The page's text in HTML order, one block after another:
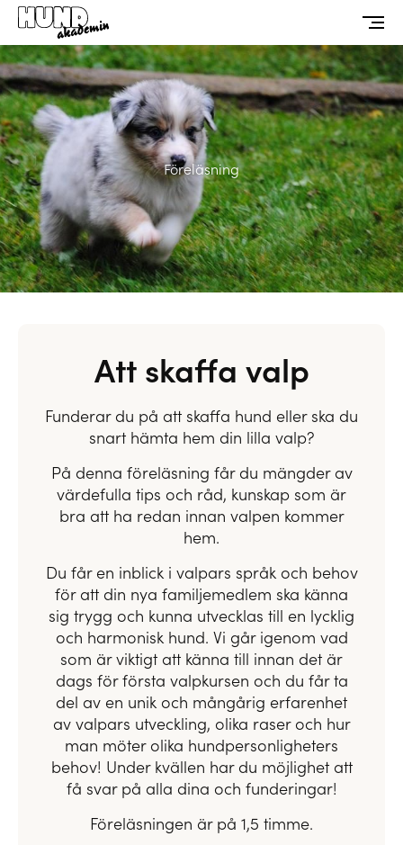
Föreläsning
Att skaffa valp
Funderar du på att skaffa hund eller ska du
snart hämta hem din lilla valp?
På denna föreläsning får du mängder av
värdefulla tips och råd, kunskap som är
bra att ha redan innan valpen kommer
hem.
Du får en inblick i valpars språk och behov
för att din nya familjemedlem ska känna
sig trygg och kunna utvecklas till en lycklig
och harmonisk hund. Vi går igenom vad
som är viktigt att känna till innan det är
dags för första valpkursen och du får ta
del av en unik och mångårig erfarenhet
av valpars utveckling, olika raser och hur
man möter olika hundpersonligheters
behov! Under kvällen har du möjlighet att
få svar på alla dina och funderingar!
Föreläsningen är på 1,5 timme.